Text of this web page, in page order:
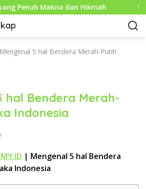
Makna dan Hikmah
Mengenal 5 hal Bendera Merah-Putih
hal Bendera Merah-
Indonesia
| Mengenal 5 hal Bendera
Indonesia